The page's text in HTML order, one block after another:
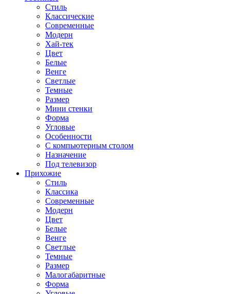
Стиль
Классические
Современные
Модерн
Хай-тек
Цвет
Белые
Венге
Светлые
Темные
Размер
Мини стенки
Форма
Угловые
Особенности
С компьютерным столом
Назначение
Под телевизор
Прихожие
Стиль
Классика
Современные
Модерн
Цвет
Белые
Венге
Светлые
Темные
Размер
Малогабаритные
Форма